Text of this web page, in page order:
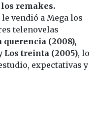
remakes.
vendió a Mega los
telenovelas
querencia (2008),
Los treinta (2005), lo
expectativas y